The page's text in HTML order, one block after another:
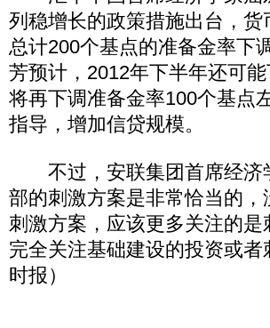
列稳增长的政策措施出台，
总计200个基点的准备金率下
芳预计，2012年下半年还可
将再下调准备金率100个基点
指导，增加信贷规模。
不过，安联集团首席经济
部的刺激方案是非常恰当的
刺激方案，应该更多关注的
完全关注基础建设的投资或
时报）